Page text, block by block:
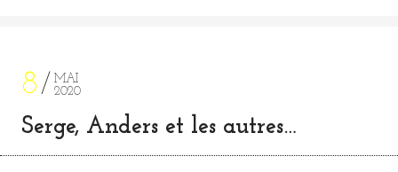
8
MAI
2020
Serge, Anders et les autres…